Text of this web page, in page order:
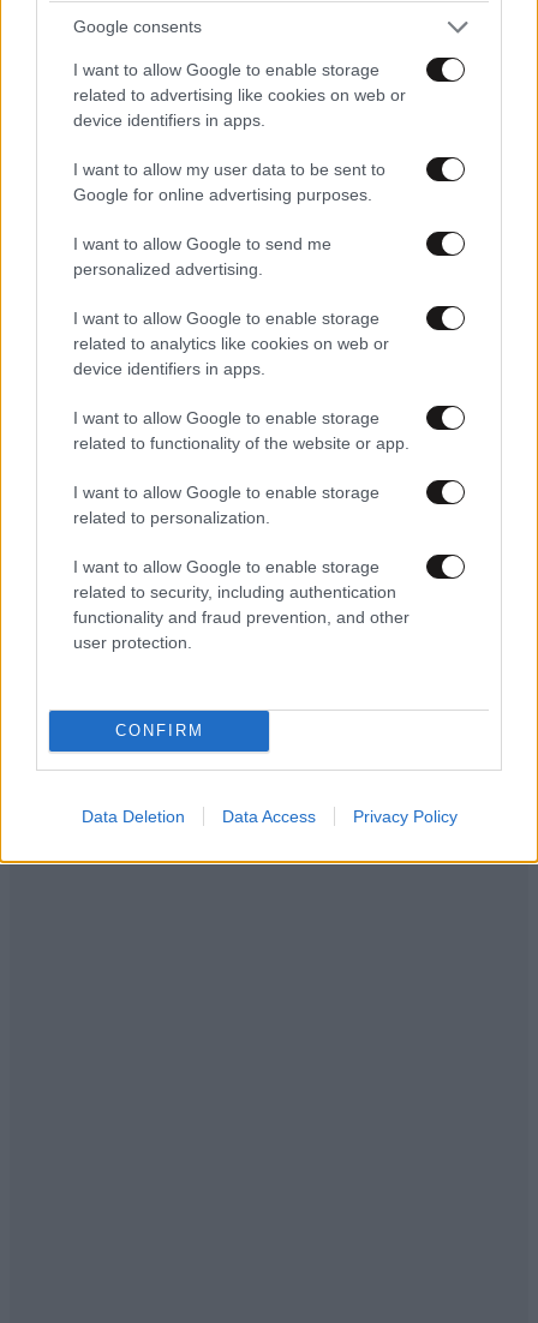
Google consents
I want to allow Google to enable storage
related to advertising like cookies on web or
device identifiers in apps.
I want to allow my user data to be sent to
Google for online advertising purposes.
I want to allow Google to send me
personalized advertising.
I want to allow Google to enable storage
related to analytics like cookies on web or
device identifiers in apps.
I want to allow Google to enable storage
related to functionality of the website or app.
I want to allow Google to enable storage
related to personalization.
I want to allow Google to enable storage
related to security, including authentication
functionality and fraud prevention, and other
user protection.
CONFIRM
Data Deletion Data Access Privacy Policy
TRENDING
Τραγωδία στα Μάλια: «Ο πανικός τη σκότωσε»
που πνίγηκε προσπαθώντας να σώσει τη φίλη